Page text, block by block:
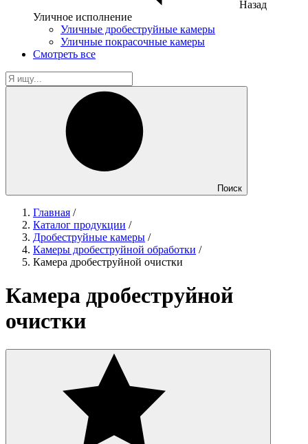
Назад
Уличное исполнение
Уличные дробеструйные камеры
Уличные покрасочные камеры
Смотреть все
Поиск
Главная /
Каталог продукции /
Дробеструйные камеры /
Камеры дробеструйной обработки /
Камера дробеструйной очистки
Камера дробеструйной
очистки